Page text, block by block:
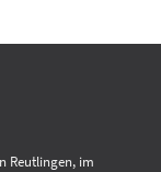
Reutlingen, im